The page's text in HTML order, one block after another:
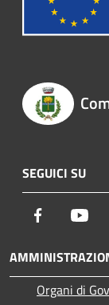
SEGUICI SU
Facebook
Organi di